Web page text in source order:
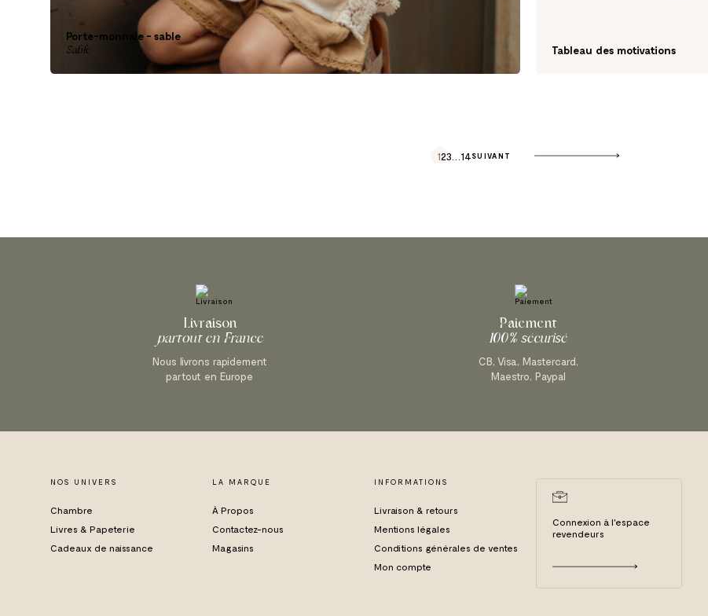
Porte-monnaie - sable
Sable Tableau des motivations
123 14SUIVANT
Livraison
partout en France
Nous livrons rapidement
partout en Europe
Paiement
100% sécurisé
CB, Visa, Mastercard,
Maestro, Paypal
NOS UNIVERS
Chambre
Livres & Papeterie
Cadeaux de naissance
LA MARQUE
À Propos
Contactez-nous
Magasins
INFORMATIONS
Livraison & retours
Mentions légales
Conditions générales de ventes
Mon compte
Connexion à l'espace
revendeurs